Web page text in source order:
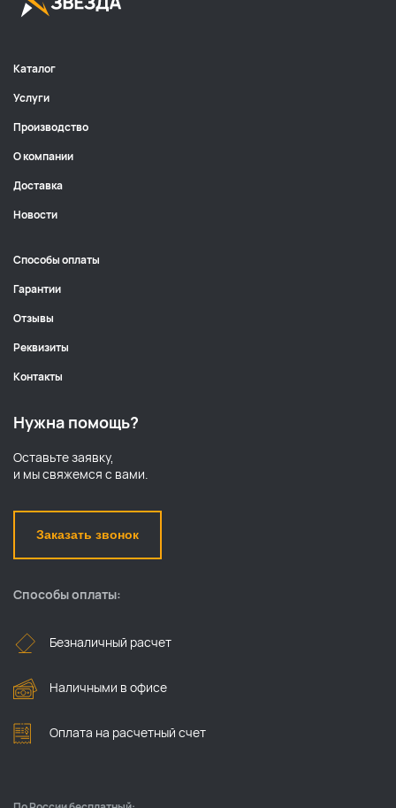
Нужна помощь?
Оставьте заявку,
и мы свяжемся с вами.
Заказать звонок
Каталог
Услуги
Производство
О компании
Доставка
Новости
Способы оплаты
Гарантии
Отзывы
Реквизиты
Контакты
Способы оплаты:
Безналичный расчет
Наличными в офисе
Оплата на расчетный счет